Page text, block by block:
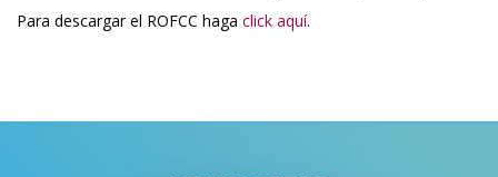
Para descargar el ROFCC haga click aquí.